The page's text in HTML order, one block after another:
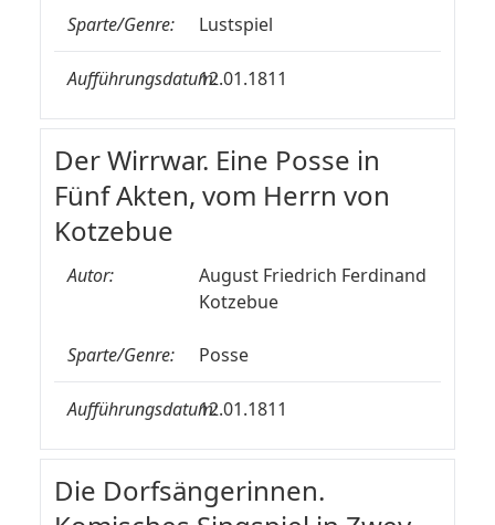
Sparte/Genre: Lustspiel
Aufführungsdatum:12.01.1811
Der Wirrwar. Eine Posse in
Fünf Akten, vom Herrn von
Kotzebue
Autor:
August Friedrich Ferdinand
Kotzebue
Sparte/Genre: Posse
Aufführungsdatum:12.01.1811
Die Dorfsängerinnen.